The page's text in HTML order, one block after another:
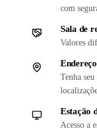
com
Sala de
Valores
Tenha
Estação
Acesso a